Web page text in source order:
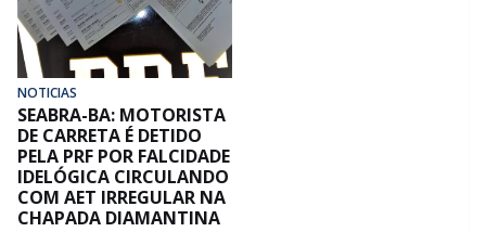
NOTICIAS
SEABRA-BA: MOTORISTA
DE CARRETA É DETIDO
PELA PRF POR FALCIDADE
IDELÓGICA CIRCULANDO
COM AET IRREGULAR NA
CHAPADA DIAMANTINA